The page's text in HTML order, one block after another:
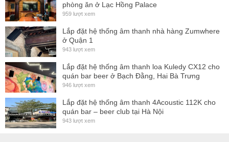
phòng ăn ở Lạc Hồng Palace
959 lượt xem
Lắp đặt hệ thống âm thanh nhà hàng Zumwhere
ở Quận 1
943 lượt xem
Lắp đặt hệ thống âm thanh loa Kuledy CX12 cho
quán bar beer ở Bạch Đằng, Hai Bà Trưng
946 lượt xem
Lắp đặt hệ thống âm thanh 4Acoustic 112K cho
quán bar – beer club tại Hà Nội
943 lượt xem